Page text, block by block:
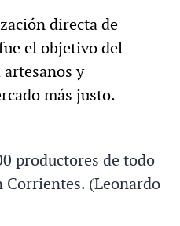
directa de
el objetivo del
y
más justo.
productores de todo
Corrientes. (Leonardo